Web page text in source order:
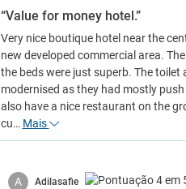
“Value for money hotel.”
Very nice boutique hotel near the
new developed commercial area.
the beds were just superb. The toilet
modernised as they had mostly
also have a nice restaurant on the
cu… Mais
A Adilasafie